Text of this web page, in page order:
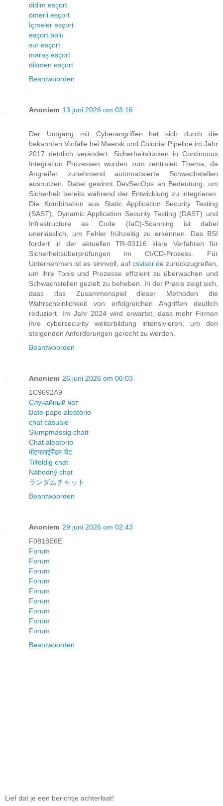
didim esçort
ömerli esçort
İçmeler esçort
esçort bolu
sur esçort
maraş esçort
dikmen esçort
Beantwoorden
Anoniem 13 juni 2026 om 03:16
Der Umgang mit Cyberangriffen hat sich durch die
bekannten Vorfälle bei Maersk und Colonial Pipeline im Jahr
2017 deutlich verändert. Sicherheitslücken in Continuous
Integration Prozessen wurden zum zentralen Thema, da
Angreifer zunehmend automatisierte Schwachstellen
ausnutzen. Dabei gewinnt DevSecOps an Bedeutung, um
Sicherheit bereits während der Entwicklung zu integrieren.
Die Kombination aus Static Application Security Testing
(SAST), Dynamic Application Security Testing (DAST) und
Infrastructure as Code (IaC)-Scanning ist dabei
unerlässlich, um Fehler frühzeitig zu erkennen. Das BSI
fordert in der aktuellen TR-03116 klare Verfahren für
Sicherheitsüberprüfungen im CI/CD-Prozess. Für
Unternehmen ist es sinnvoll, auf csvisor.dezurückzugreifen,
um ihre Tools und Prozesse effizient zu überwachen und
Schwachstellen gezielt zu beheben. In der Praxis zeigt sich,
dass das Zusammenspiel dieser Methoden die
Wahrscheinlichkeit von erfolgreichen Angriffen deutlich
reduziert. Im Jahr 2024 wird erwartet, dass mehr Firmen
ihre cybersecurity weiterbildung intensivieren, um den
steigenden Anforderungen gerecht zu werden.
Beantwoorden
Anoniem 26 juni 2026 om 06:03
1C9692A9
Случайный чат
Bate-papo aleatório
chat casuale
Slumpmässig chatt
Chat aleatorio
मीटफ्लाईरैंडम चैट
Tilfeldig chat
Náhodný chat
ランダムチャット
Beantwoorden
Anoniem 29 juni 2026 om 02:43
F0818E6E
Forum
Forum
Forum
Forum
Forum
Forum
Forum
Forum
Forum
Beantwoorden
Lief dat je een berichtje achterlaat!